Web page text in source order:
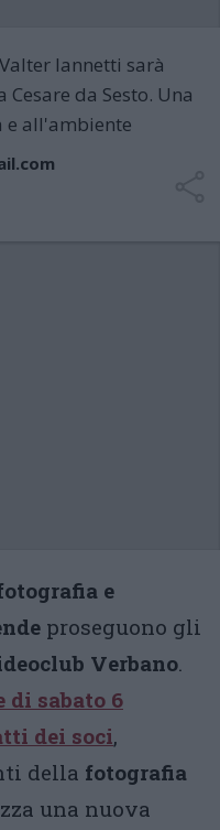
Iannetti sarà
da Sesto. Una
e all'ambiente
e
proseguono gli
Verbano.
di sabato 6
dei soci,
della fotografia
una nuova